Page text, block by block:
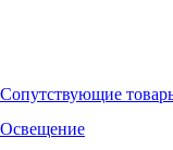
Сопутствующие
Освещение